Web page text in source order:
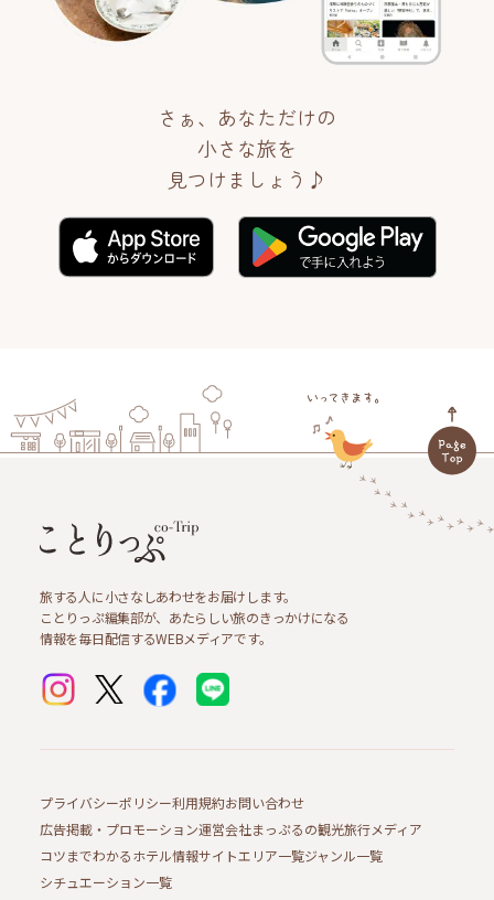
さぁ、あなただけの
小さな旅を
見つけましょう♪
旅する人に小さなしあわせをお届けします。
ことりっぷ編集部が、あたらしい旅のきっかけになる
情報を毎日配信するWEBメディアです。
プライバシーポリシー利用規約お問い合わせ
広告掲載・プロモーション運営会社まっぷるの観光旅行メディア
コツまでわかるホテル情報サイトエリア一覧ジャンル一覧
シチュエーション一覧